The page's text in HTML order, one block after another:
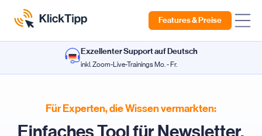
Features & Preise
Exzellenter Support auf Deutsch
inkl. Zoom-Live-Trainings Mo. - Fr.
Für Experten, die Wissen vermarkten: